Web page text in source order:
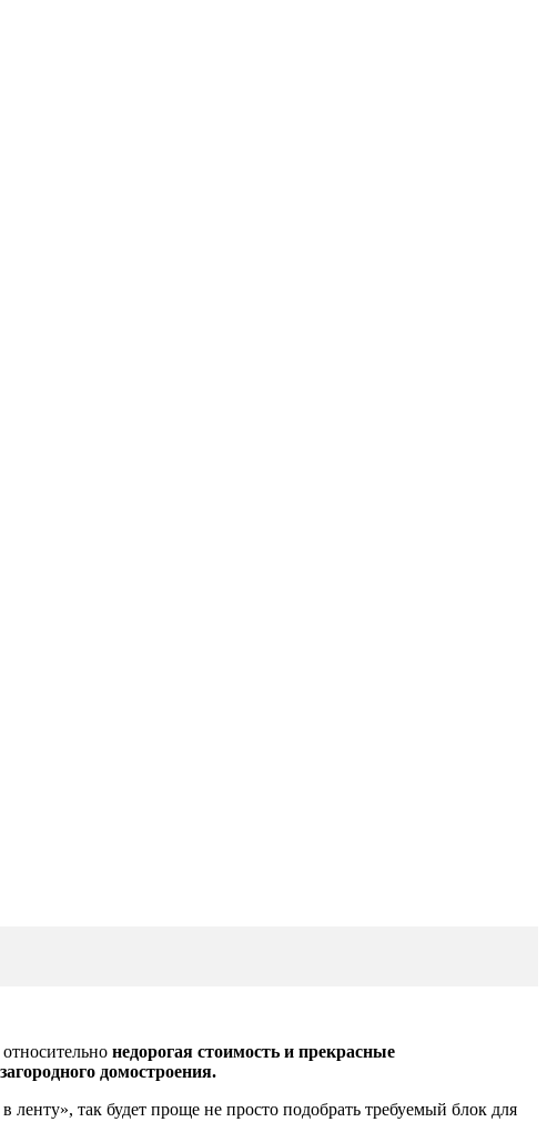
недорогая стоимость и прекрасные
домостроения.
так будет проще не просто подобрать требуемый блок для